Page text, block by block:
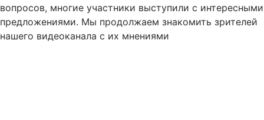
вопросов, многие участники выступили с интересными
предложениями. Мы продолжаем знакомить зрителей
нашего видеоканала с их мнениями